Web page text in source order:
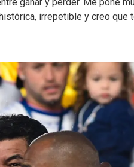
irrepetible y creo